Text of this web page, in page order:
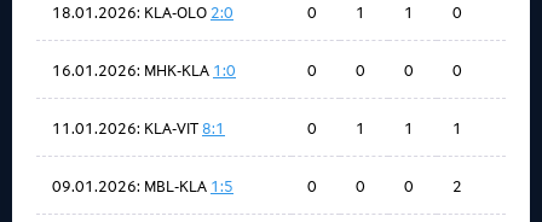
18.01.2026: KLA-OLO 2:0 0 1 1 0
16.01.2026: MHK-KLA 1:0 0 0 0 0
11.01.2026: KLA-VIT8:1 0 1 1 1
09.01.2026: MBL-KLA 1:5 0 0 0 2